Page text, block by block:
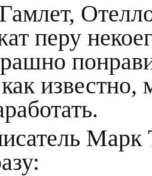
перу
Марк